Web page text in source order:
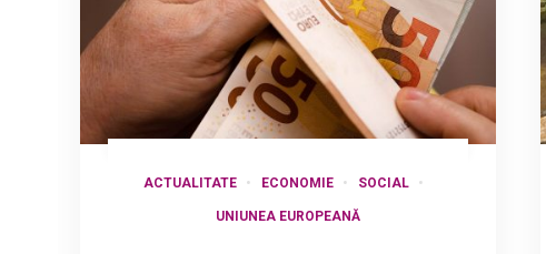
ACTUALITATE ECONOMIE SOCIAL
UNIUNEA EUROPEANĂ